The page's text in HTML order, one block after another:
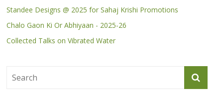
Standee Designs @ 2025 for Sahaj Krishi Promotions
Chalo Gaon Ki Or Abhiyaan - 2025-26
Collected Talks on Vibrated Water